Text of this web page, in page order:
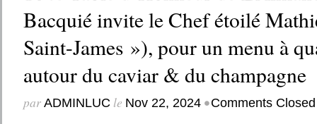
Bacquié invite le Chef étoilé
Saint-James »), pour un menu à
autour du caviar & du champagne
par ADMINLUC le Nov 22, 2024 •Comments Closed